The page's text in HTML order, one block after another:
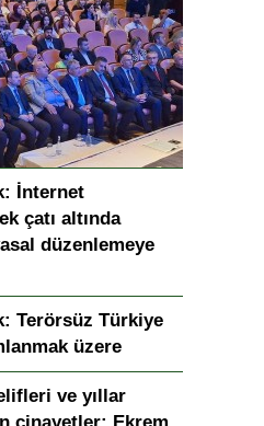
İnternet
çatı altında
düzenlemeye
Terörsüz Türkiye
üzere
ve yıllar